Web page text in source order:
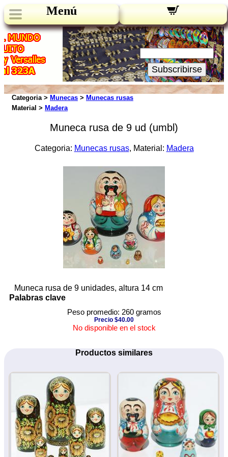
Menú
Novedades:
Su Email:
Subscribirse
Categoria > Munecas > Munecas rusas
Material > Madera
Muneca rusa de 9 ud (umbl)
Categoria: Munecas rusas, Material: Madera
Muneca rusa de 9 unidades, altura 14 cm
Palabras clave
Peso promedio: 260 gramos
Precio $40.00
No disponible en el stock
Productos similares